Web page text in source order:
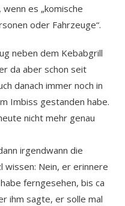
es „komische
oder Fahrzeuge“.
neben dem Kebabgrill
da aber schon seit
danach immer noch in
Imbiss gestanden habe.
nicht mehr genau
irgendwann die
wissen: Nein, er erinnere
ferngesehen, bis ca
ihm sagte, er solle mal